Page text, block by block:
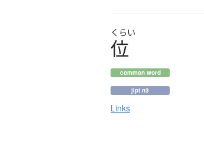
くらい
位
common word
jlpt n3
Links